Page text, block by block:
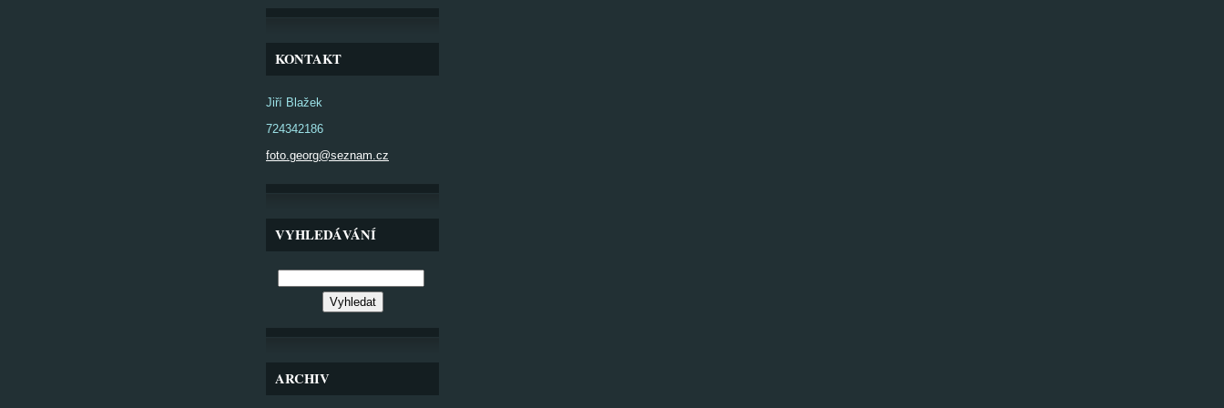
KONTAKT
Jiří Blažek
724342186
foto.georg@seznam.cz
VYHLEDÁVÁNÍ
ARCHIV